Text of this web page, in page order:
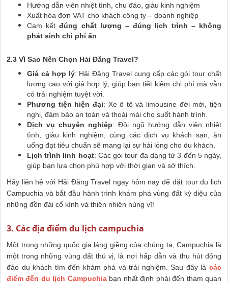
Hướng dẫn viên nhiệt tình, chu đáo, giàu kinh nghiệm
Xuất hóa đơn VAT cho khách công ty – doanh nghiệp
Cam kếtđúng chất lượng – đúng lịch trình – không
phát sinh chi phí ẩn
2.3 Vì Sao Nên Chọn Hải Đăng Travel?
Giá cả hợp lý: Hải Đăng Travel cung cấp các gói tour chất
lượng cao với giá hợp lý, giúp bạn tiết kiệm chi phí mà vẫn
có trải nghiệm tuyệt vời.
Phương tiện hiện đại: Xe ô tô và limousine đời mới, tiện
nghi, đảm bảo an toàn và thoải mái cho suốt hành trình.
Dịch vụ chuyên nghiệp: Đội ngũ hướng dẫn viên nhiệt
tình, giàu kinh nghiệm, cùng các dịch vụ khách sạn, ăn
uống đạt tiêu chuẩn sẽ mang lại sự hài lòng cho du khách.
Lịch trình linh hoạt: Các gói tour đa dạng từ 3 đến 5 ngày,
giúp bạn lựa chọn phù hợp với thời gian và sở thích.
Hãy liên hệ với Hải Đăng Travel ngay hôm nay để đặt tour du lịch
Campuchia và bắt đầu hành trình khám phá vùng đất kỳ diệu của
những đền đài cổ kính và thiên nhiên hùng vĩ!
3. Các địa điểm du lịch campuchia
Một trong những quốc gia láng giềng của chúng ta, Campuchia là
một trong những vùng đất thú vị, là nơi hấp dẫn và thu hút đông
đảo du khách tìm đến khám phá và trải nghiệm. Sau đây là các
điểm đến du lịch Campuchiabạn nhất định phải đến tham quan